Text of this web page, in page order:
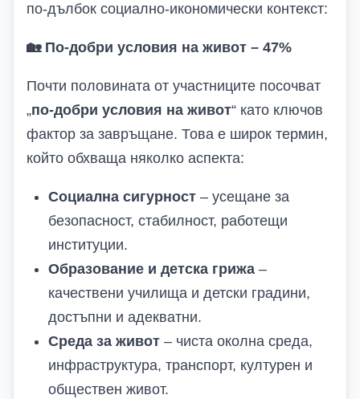
по-дълбок социално-икономически контекст:
🏡По-добри условия на живот – 47%
Почти половината от участниците посочват
„по-добри условия на живот“ като ключов
фактор за завръщане. Това е широк термин,
който обхваща няколко аспекта:
Социална сигурност – усещане за
безопасност, стабилност, работещи
институции.
Образование и детска грижа –
качествени училища и детски градини,
достъпни и адекватни.
Среда за живот – чиста околна среда,
инфраструктура, транспорт, културен и
обществен живот.